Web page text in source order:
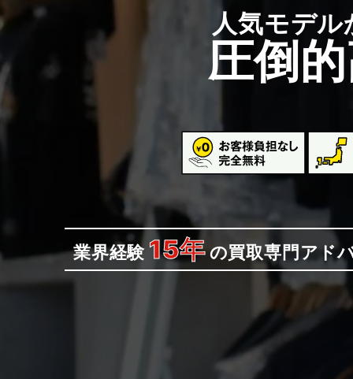
人気モデ
圧倒
業界経験 15年 の買取専門アド